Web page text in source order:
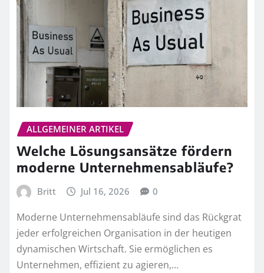
ALLGEMEINER ARTIKEL
Welche Lösungsansätze fördern
moderne Unternehmensabläufe?
Britt Jul 16, 2026 0
Moderne Unternehmensabläufe sind das Rückgrat
jeder erfolgreichen Organisation in der heutigen
dynamischen Wirtschaft. Sie ermöglichen es
Unternehmen, effizient zu agieren,…